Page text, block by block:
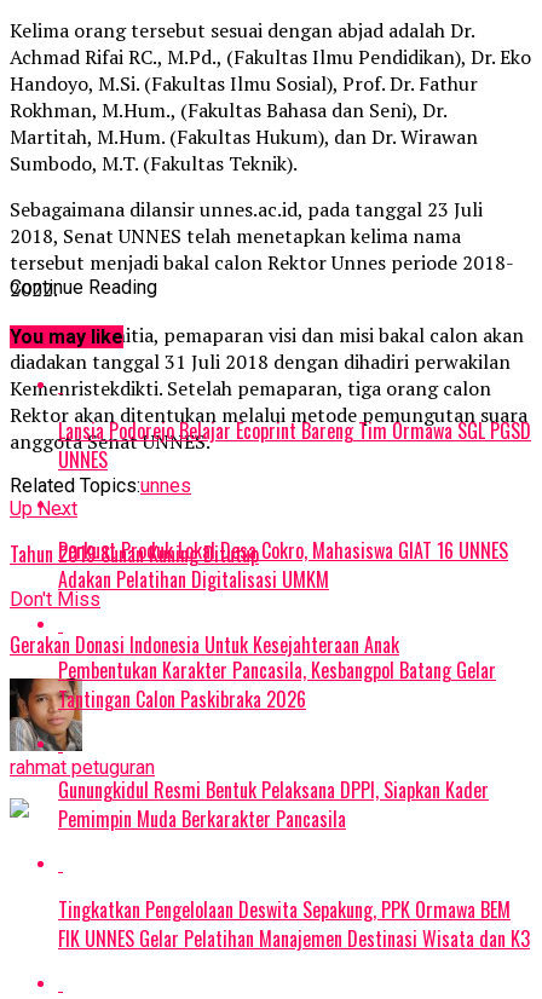
Kelima orang tersebut sesuai dengan abjad adalah Dr.
Achmad Rifai RC., M.Pd., (Fakultas Ilmu Pendidikan), Dr. Eko
Handoyo, M.Si. (Fakultas Ilmu Sosial), Prof. Dr. Fathur
Rokhman, M.Hum., (Fakultas Bahasa dan Seni), Dr.
Martitah, M.Hum. (Fakultas Hukum), dan Dr. Wirawan
Sumbodo, M.T. (Fakultas Teknik).
Sebagaimana dilansir unnes.ac.id, pada tanggal 23 Juli
2018, Senat UNNES telah menetapkan kelima nama
tersebut menjadi bakal calon Rektor Unnes periode 2018-
2022.
Menurut panitia, pemaparan visi dan misi bakal calon akan
diadakan tanggal 31 Juli 2018 dengan dihadiri perwakilan
Kemenristekdikti. Setelah pemaparan, tiga orang calon
Rektor akan ditentukan melalui metode pemungutan suara
anggota Senat UNNES.
Related Topics:unnes
Up Next
Tahun 2019 Sunan Kuning Ditutup
Don't Miss
Gerakan Donasi Indonesia Untuk Kesejahteraan Anak
rahmat petuguran
Continue Reading
You may like
Lansia Podorejo Belajar Ecoprint Bareng Tim Ormawa SGL PGSD
UNNES
Perkuat Produk Lokal Desa Cokro, Mahasiswa GIAT 16 UNNES
Adakan Pelatihan Digitalisasi UMKM
Pembentukan Karakter Pancasila, Kesbangpol Batang Gelar
Tantingan Calon Paskibraka 2026
Gunungkidul Resmi Bentuk Pelaksana DPPI, Siapkan Kader
Pemimpin Muda Berkarakter Pancasila
Tingkatkan Pengelolaan Deswita Sepakung, PPK Ormawa BEM
FIK UNNES Gelar Pelatihan Manajemen Destinasi Wisata dan K3